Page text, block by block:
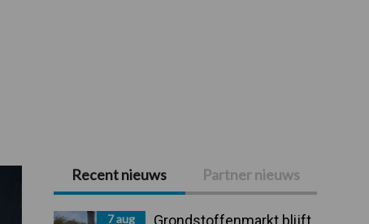
Primaire
Sidebar
Recent nieuws Partner nieuws
7 aug